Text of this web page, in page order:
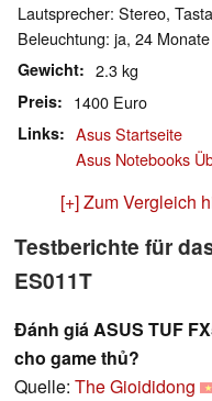
Lautsprecher: Stereo,
Beleuchtung: ja, 24
Gewicht 2.3 kg
Preis 1400 Euro
Links
Asus Startseite
Asus Notebooks
[+] Zum Vergleich
Testberichte für
ES011T
Đánh giá ASUS TUF
cho game thủ?
Quelle: The Gioididong